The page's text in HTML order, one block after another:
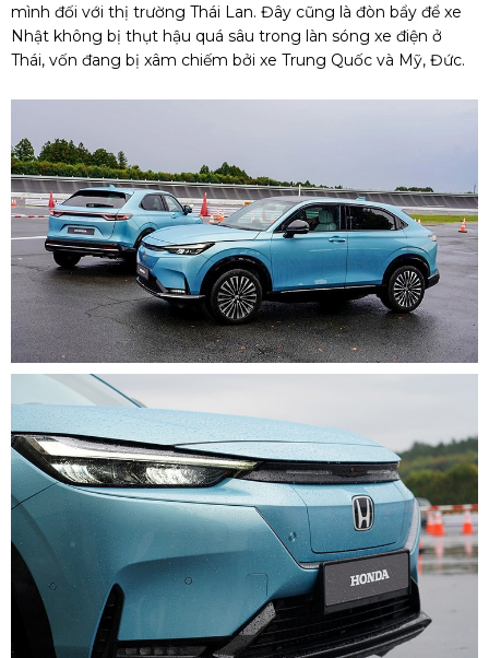
mình đối với thị trường Thái Lan. Đây cũng là đòn bẩy để xe
Nhật không bị thụt hậu quá sâu trong làn sóng xe điện ở
Thái, vốn đang bị xâm chiếm bởi xe Trung Quốc và Mỹ, Đức.